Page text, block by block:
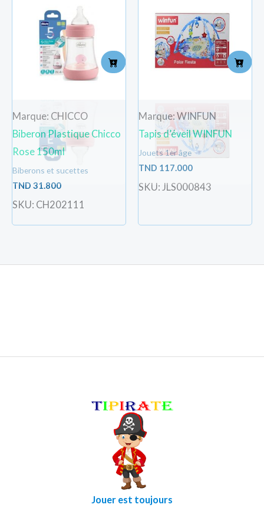
Marque: CHICCO
Biberon Plastique Chicco
Rose 150ml
Biberons et sucettes
TND 31.800
SKU: CH202111
Marque: WINFUN
Tapis d’éveil WINFUN
Jouets 1er âge
TND 117.000
SKU: JLS000843
Jouer est toujours